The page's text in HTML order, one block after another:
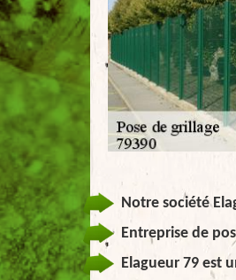
Notre société
Entreprise de
Elagueur 79 est